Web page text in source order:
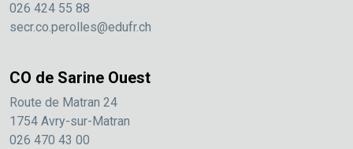
026 424 55 88
secr.co.perolles@edufr.ch
CO de Sarine Ouest
Route de Matran 24
1754 Avry-sur-Matran
026 470 43 00